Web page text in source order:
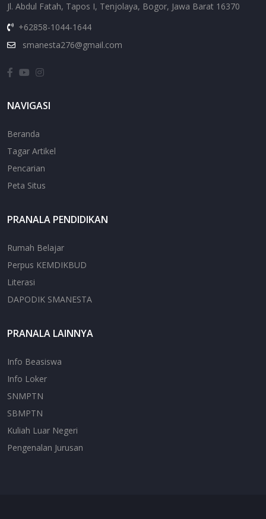
Jl. Abdul Fatah, Tapos I, Tenjolaya, Bogor, Jawa Barat 16370
+62858-1044-1644
smanesta276@gmail.com
NAVIGASI
Beranda
Tagar Artikel
Pencarian
Peta Situs
PRANALA PENDIDIKAN
Rumah Belajar
Perpus KEMDIKBUD
Literasi
DAPODIK SMANESTA
PRANALA LAINNYA
Info Beasiswa
Info Loker
SNMPTN
SBMPTN
Kuliah Luar Negeri
Pengenalan Jurusan